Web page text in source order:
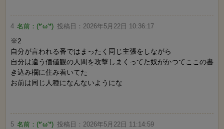
4 名前： (*‘ω‘*) 投稿日： 2026年5月22日 10:36:17
※2
自分が言われる番ではまったく同じ主張をしながら
自分は違う価値観の人間を攻撃しまくってた奴がかつてここの書
き込み欄に住み着いてた
お前は同じ人種になんないようにな
5 名前： (*‘ω‘*) 投稿日： 2026年5月22日 11:14:59